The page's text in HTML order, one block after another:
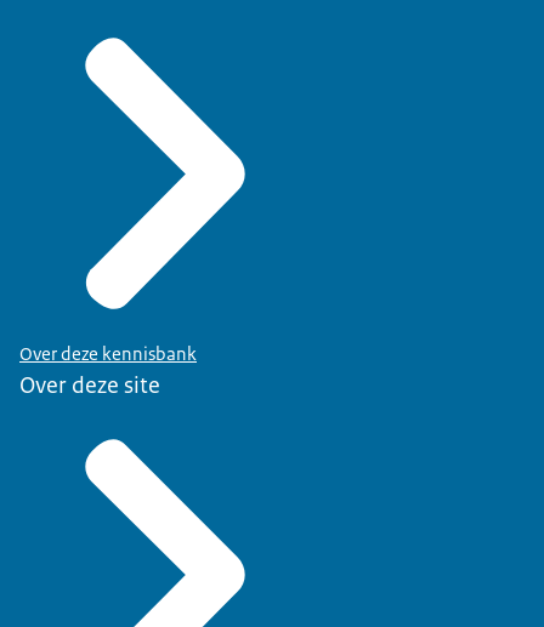
Over deze kennisbank
Over deze site